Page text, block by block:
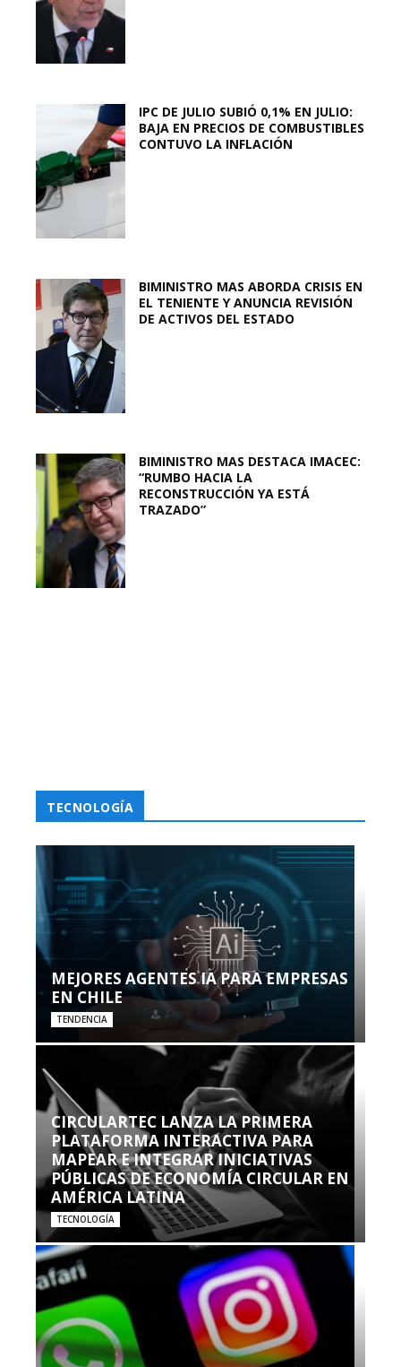
IPC DE JULIO SUBIÓ 0,1% EN JULIO:
BAJA EN PRECIOS DE COMBUSTIBLES
CONTUVO LA INFLACIÓN
BIMINISTRO MAS ABORDA CRISIS EN
EL TENIENTE Y ANUNCIA REVISIÓN
DE ACTIVOS DEL ESTADO
BIMINISTRO MAS DESTACA IMACEC:
“RUMBO HACIA LA
RECONSTRUCCIÓN YA ESTÁ
TRAZADO”
TECNOLOGÍA
MEJORES AGENTES IA PARA EMPRESAS
EN CHILE
TENDENCIA
CIRCULARTEC LANZA LA PRIMERA
PLATAFORMA INTERACTIVA PARA
MAPEAR E INTEGRAR INICIATIVAS
PÚBLICAS DE ECONOMÍA CIRCULAR EN
AMÉRICA LATINA
TECNOLOGÍA